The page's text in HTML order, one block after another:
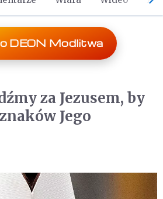
DEON Modlitwa
za Jezusem, by
Jego